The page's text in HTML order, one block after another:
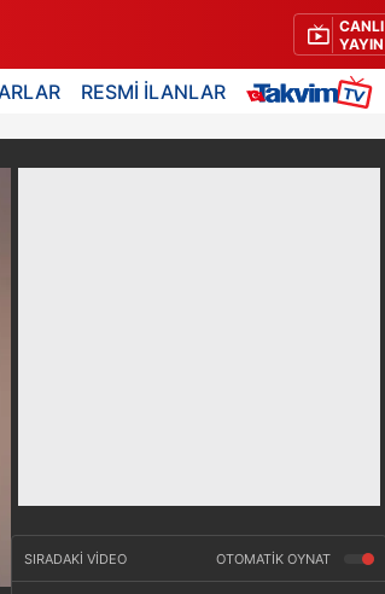
CANLI
YAYIN
RESMİ İLANLAR
SIRADAKİ VİDEO OTOMATİK OYNAT